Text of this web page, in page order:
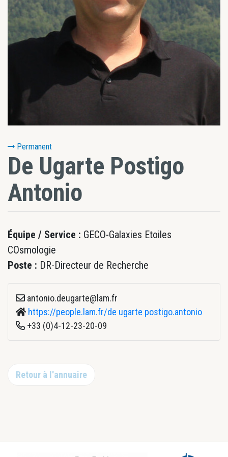
Permanent
De Ugarte Postigo
Antonio
Équipe / Service : GECO-Galaxies Etoiles
COsmologie
Poste : DR-Directeur de Recherche
antonio.deugarte@lam.fr
https://people.lam.fr/de ugarte postigo.antonio
+33 (0)4-12-23-20-09
Retour à l'annuaire